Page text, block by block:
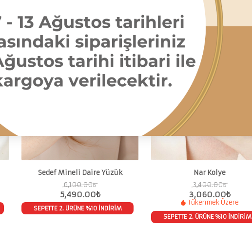
Ücretsiz teslimat
Sedef Mineli Daire Yüzük
6,100.00₺
5,490.00₺
SEPETTE 2. ÜRÜNE %10 İNDİRİM
Ücretsiz teslimat
Nar Kolye
3,400.00₺
3,060.00₺
Tükenmek Üzere
SEPETTE 2. ÜRÜNE %10 İNDİRİM